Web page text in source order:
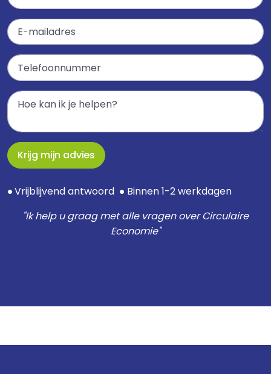
Krijg mijn advies
● Vrijblijvend antwoord ● Binnen 1-2 werkdagen
"Ik help u graag met alle vragen over Circulaire
Economie"